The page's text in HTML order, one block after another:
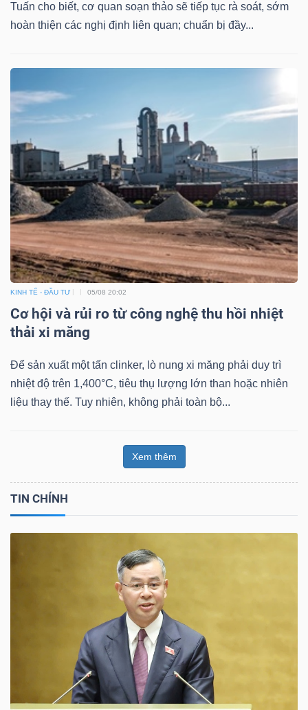
Tuấn cho biết, cơ quan soạn thảo sẽ tiếp tục rà soát, sớm
hoàn thiện các nghị định liên quan; chuẩn bị đầy...
KINH TẾ - ĐẦU TƯ 05/08 20:02
Cơ hội và rủi ro từ công nghệ thu hồi nhiệt
thải xi măng
Để sản xuất một tấn clinker, lò nung xi măng phải duy trì
nhiệt độ trên 1,400°C, tiêu thụ lượng lớn than hoặc nhiên
liệu thay thế. Tuy nhiên, không phải toàn bộ...
Xem thêm
TIN CHÍNH